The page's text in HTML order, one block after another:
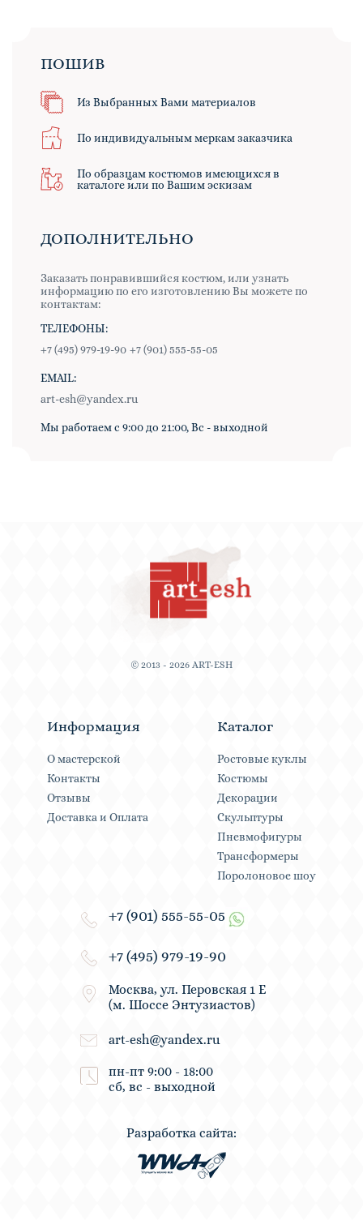
ПОШИВ
Из Выбранных Вами материалов
По индивидуальным меркам заказчика
По образцам костюмов имеющихся в
каталоге или по Вашим эскизам
ДОПОЛНИТЕЛЬНО
Заказать понравившийся костюм, или узнать
информацию по его изготовлению Вы можете по
контактам:
ТЕЛЕФОНЫ:
+7 (495) 979-19-90 +7 (901) 555-55-05
EMAIL:
art-esh@yandex.ru
Мы работаем с 9:00 до 21:00, Вс - выходной
© 2013 - 2026 ART-ESH
Информация
О мастерской
Контакты
Отзывы
Доставка и Оплата
Каталог
Ростовые куклы
Костюмы
Декорации
Скульптуры
Пневмофигуры
Трансформеры
Поролоновое шоу
+7 (901) 555-55-05
+7 (495) 979-19-90
Москва, ул. Перовская 1 Е
(м. Шоссе Энтузиастов)
art-esh@yandex.ru
пн-пт 9:00 - 18:00
сб, вс - выходной
Разработка сайта: